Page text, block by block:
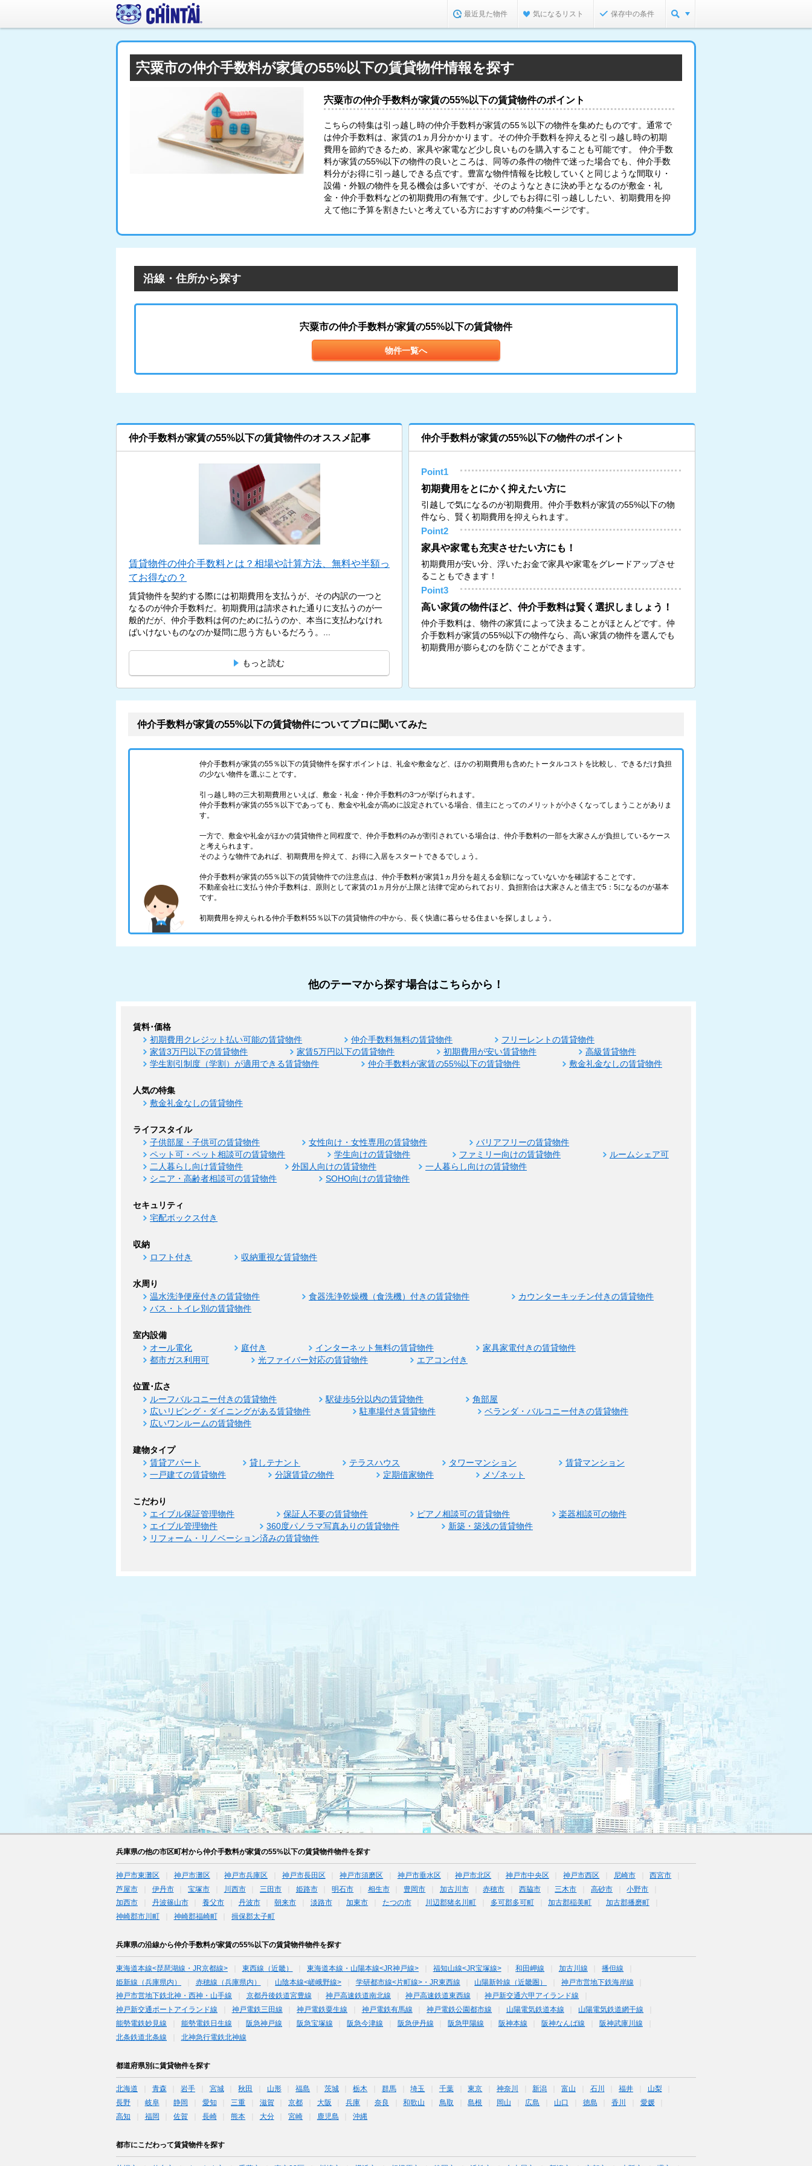
最近見た物件 気になるリスト 保存中の条件
宍粟市の仲介手数料が家賃の55%以下の賃貸物件情報を探す
宍粟市の仲介手数料が家賃の55%以下の賃貸物件のポイント
こちらの特集は引っ越し時の仲介手数料が家賃の55％以下の物件を集めたものです。通常で
は仲介手数料は、家賃の1ヵ月分かかります。その仲介手数料を抑えると引っ越し時の初期
費用を節約できるため、家具や家電など少し良いものを購入することも可能です。 仲介手数
料が家賃の55%以下の物件の良いところは、同等の条件の物件で迷った場合でも、仲介手数
料分がお得に引っ越しできる点です。豊富な物件情報を比較していくと同じような間取り・
設備・外観の物件を見る機会は多いですが、そのようなときに決め手となるのが敷金・礼
金・仲介手数料などの初期費用の有無です。少しでもお得に引っ越ししたい、初期費用を抑
えて他に予算を割きたいと考えている方におすすめの特集ページです。
沿線・住所から探す
宍粟市の仲介手数料が家賃の55%以下の賃貸物件
物件一覧へ
仲介手数料が家賃の55%以下の賃貸物件のオススメ記事
賃貸物件の仲介手数料とは？相場や計算方法、無料や半額っ
てお得なの？
賃貸物件を契約する際には初期費用を支払うが、その内訳の一つと
なるのが仲介手数料だ。初期費用は請求された通りに支払うのが一
般的だが、仲介手数料は何のために払うのか、本当に支払わなけれ
ばいけないものなのか疑問に思う方もいるだろう。...
もっと読む
仲介手数料が家賃の55%以下の物件のポイント
Point1
初期費用をとにかく抑えたい方に
引越しで気になるのが初期費用。仲介手数料が家賃の55%以下の物
件なら、賢く初期費用を抑えられます。
Point2
家具や家電も充実させたい方にも！
初期費用が安い分、浮いたお金で家具や家電をグレードアップさせ
ることもできます！
Point3
高い家賃の物件ほど、仲介手数料は賢く選択しましょう！
仲介手数料は、物件の家賃によって決まることがほとんどです。仲
介手数料が家賃の55%以下の物件なら、高い家賃の物件を選んでも
初期費用が膨らむのを防ぐことができます。
仲介手数料が家賃の55%以下の賃貸物件についてプロに聞いてみた
仲介手数料が家賃の55％以下の賃貸物件を探すポイントは、礼金や敷金など、ほかの初期費用も含めたトータルコストを比較し、できるだけ負担
の少ない物件を選ぶことです。
引っ越し時の三大初期費用といえば、敷金・礼金・仲介手数料の3つが挙げられます。
仲介手数料が家賃の55％以下であっても、敷金や礼金が高めに設定されている場合、借主にとってのメリットが小さくなってしまうことがありま
す。
一方で、敷金や礼金がほかの賃貸物件と同程度で、仲介手数料のみが割引されている場合は、仲介手数料の一部を大家さんが負担しているケース
と考えられます。
そのような物件であれば、初期費用を抑えて、お得に入居をスタートできるでしょう。
仲介手数料が家賃の55％以下の賃貸物件での注意点は、仲介手数料が家賃1ヵ月分を超える金額になっていないかを確認することです。
不動産会社に支払う仲介手数料は、原則として家賃の1ヵ月分が上限と法律で定められており、負担割合は大家さんと借主で5：5になるのが基本
です。
初期費用を抑えられる仲介手数料55％以下の賃貸物件の中から、長く快適に暮らせる住まいを探しましょう。
他のテーマから探す場合はこちらから！
賃料･価格
初期費用クレジット払い可能の賃貸物件 仲介手数料無料の賃貸物件
フリーレントの賃貸物件
家賃3万円以下の賃貸物件
家賃5万円以下の賃貸物件 初期費用が安い賃貸物件
高級賃貸物件
学生割引制度（学割）が適用できる賃貸物件
仲介手数料が家賃の55%以下の賃貸物件 敷金礼金なしの賃貸物件
人気の特集
敷金礼金なしの賃貸物件
ライフスタイル
子供部屋・子供可の賃貸物件 女性向け・女性専用の賃貸物件
バリアフリーの賃貸物件
ペット可・ペット相談可の賃貸物件
学生向けの賃貸物件 ファミリー向けの賃貸物件
ルームシェア可
二人暮らし向け賃貸物件
外国人向けの賃貸物件
一人暮らし向けの賃貸物件
シニア・高齢者相談可の賃貸物件
SOHO向けの賃貸物件
セキュリティ
宅配ボックス付き
収納
ロフト付き 収納重視な賃貸物件
水周り
温水洗浄便座付きの賃貸物件 食器洗浄乾燥機（食洗機）付きの賃貸物件
カウンターキッチン付きの賃貸物件
バス・トイレ別の賃貸物件
室内設備
オール電化 庭付き インターネット無料の賃貸物件
家具家電付きの賃貸物件
都市ガス利用可
光ファイバー対応の賃貸物件 エアコン付き
位置･広さ
ルーフバルコニー付きの賃貸物件 駅徒歩5分以内の賃貸物件
角部屋
広いリビング・ダイニングがある賃貸物件
駐車場付き賃貸物件
ベランダ・バルコニー付きの賃貸物件
広いワンルームの賃貸物件
建物タイプ
賃貸アパート 貸しテナント テラスハウス タワーマンション
賃貸マンション
一戸建ての賃貸物件
分譲賃貸の物件 定期借家物件 メゾネット
こだわり
エイブル保証管理物件 保証人不要の賃貸物件 ピアノ相談可の賃貸物件
楽器相談可の物件
エイブル管理物件
360度パノラマ写真ありの賃貸物件
新築・築浅の賃貸物件
リフォーム・リノベーション済みの賃貸物件
兵庫県の他の市区町村から仲介手数料が家賃の55%以下の賃貸物件物件を探す
神戸市東灘区 神戸市灘区 神戸市兵庫区 神戸市長田区 神戸市須磨区 神戸市垂水区 神戸市北区 神戸市中央区 神戸市西区 尼崎市
西宮市
芦屋市
伊丹市 宝塚市 川西市 三田市 姫路市 明石市 相生市 豊岡市 加古川市 赤穂市 西脇市 三木市 高砂市
小野市
加西市
丹波篠山市 養父市 丹波市 朝来市 淡路市 加東市 たつの市 川辺郡猪名川町 多可郡多可町 加古郡稲美町
加古郡播磨町
神崎郡市川町
神崎郡福崎町 揖保郡太子町
兵庫県の沿線から仲介手数料が家賃の55%以下の賃貸物件物件を探す
東海道本線<琵琶湖線・JR京都線> 東西線（近畿） 東海道本線・山陽本線<JR神戸線> 福知山線<JR宝塚線> 和田岬線 加古川線
播但線
姫新線（兵庫県内）
赤穂線（兵庫県内） 山陰本線<嵯峨野線> 学研都市線<片町線>・JR東西線 山陽新幹線（近畿圏）
神戸市営地下鉄海岸線
神戸市営地下鉄北神・西神・山手線
京都丹後鉄道宮豊線 神戸高速鉄道南北線 神戸高速鉄道東西線
神戸新交通六甲アイランド線
神戸新交通ポートアイランド線
神戸電鉄三田線 神戸電鉄粟生線 神戸電鉄有馬線 神戸電鉄公園都市線 山陽電気鉄道本線
山陽電気鉄道網干線
能勢電鉄妙見線
能勢電鉄日生線 阪急神戸線 阪急宝塚線 阪急今津線 阪急伊丹線 阪急甲陽線 阪神本線 阪神なんば線
阪神武庫川線
北条鉄道北条線
北神急行電鉄北神線
都道府県別に賃貸物件を探す
北海道 青森 岩手 宮城 秋田 山形 福島 茨城 栃木 群馬 埼玉 千葉 東京 神奈川 新潟 富山 石川 福井
山梨
長野
岐阜 静岡 愛知 三重 滋賀 京都 大阪 兵庫 奈良 和歌山 鳥取 島根 岡山 広島 山口 徳島 香川
愛媛
高知
福岡 佐賀 長崎 熊本 大分 宮崎 鹿児島 沖縄
都市にこだわって賃貸物件を探す